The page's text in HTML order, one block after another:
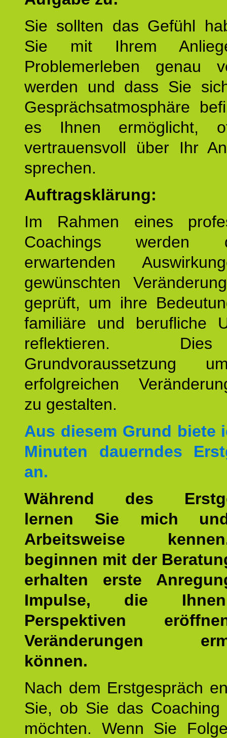
Sie sollten das Gefühl
Sie mit Ihrem
Problemerleben genau
werden und dass Sie
Gesprächsatmosphäre
es Ihnen ermöglicht,
vertrauensvoll über Ihr
sprechen.
Auftragsklärung:
Im Rahmen eines
Coachings
erwartenden
gewünschten
geprüft, um ihre
familiäre und berufliche
reflektieren.
Grundvoraussetzung
erfolgreichen
zu gestalten.
Aus diesem Grund biete
Minuten dauerndes
an.
Während des
lernen Sie mich
Arbeitsweise
beginnen mit der
erhalten erste
Impulse, die
Perspektiven
Veränderungen
können.
Nach dem Erstgespräch
Sie, ob Sie das Coaching
möchten. Wenn Sie